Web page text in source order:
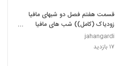
قسمت هفتم فصل دو شبهای مافیا
زودیاک (کامل)) شب های مافیا
زودیاک فصل دوم
jahangardi
۱۷ بازدید